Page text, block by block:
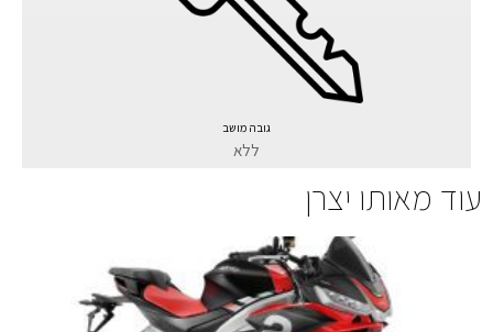
גובה מושב
ללא
עוד מאותו יצרן